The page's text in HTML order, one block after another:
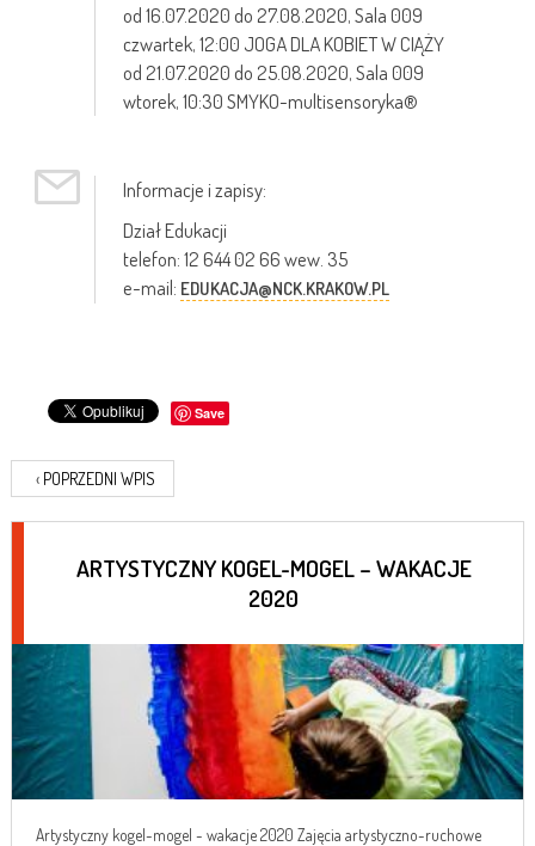
od 16.07.2020 do 27.08.2020, Sala 009
czwartek, 12:00 JOGA DLA KOBIET W CIĄŻY
od 21.07.2020 do 25.08.2020, Sala 009
wtorek, 10:30 SMYKO-multisensoryka®
Informacje i zapisy:
Dział Edukacji
telefon: 12 644 02 66 wew. 35
e-mail: EDUKACJA@NCK.KRAKOW.PL
Save
‹ POPRZEDNI WPIS
ARTYSTYCZNY KOGEL-MOGEL – WAKACJE
2020
Artystyczny kogel-mogel - wakacje 2020 Zajęcia artystyczno-ruchowe